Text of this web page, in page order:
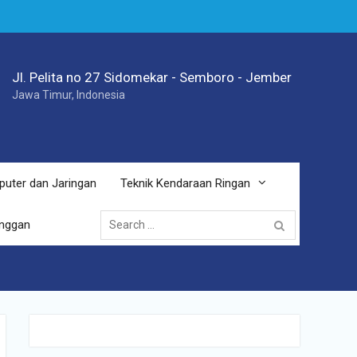
Jl. Pelita no 27 Sidomekar - Semboro - Jember
Jawa Timur, Indonesia
dan Jaringan Teknik Kendaraan Ringan
Search
for: